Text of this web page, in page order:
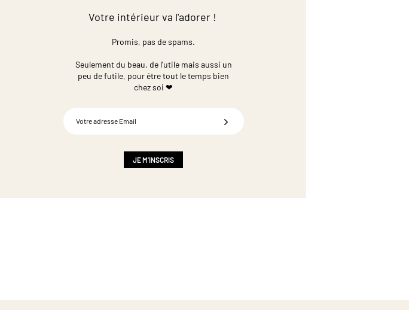
Votre intérieur va l'adorer !
Promis, pas de spams.
Seulement du beau, de l'utile mais aussi un
peu de futile, pour être tout le temps bien
chez soi ❤
JE M'INSCRIS